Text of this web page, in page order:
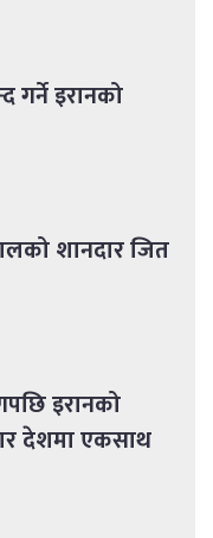
गर्ने इरानको
शानदार जित
इरानको
देशमा एकसाथ